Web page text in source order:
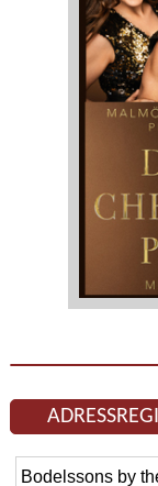
Bodelssons by